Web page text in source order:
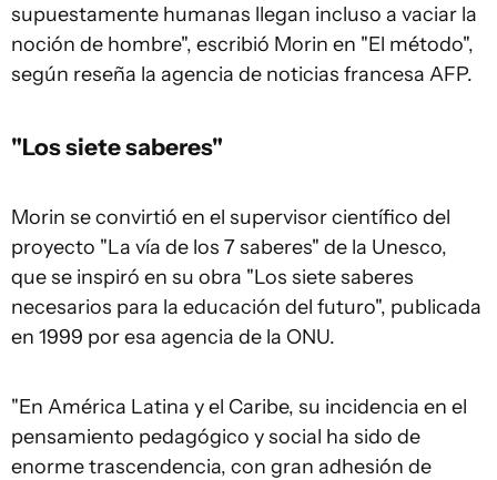
supuestamente humanas llegan incluso a vaciar la
noción de hombre", escribió Morin en "El método",
según reseña la agencia de noticias francesa AFP.
"Los siete saberes"
Morin se convirtió en el supervisor científico del
proyecto "La vía de los 7 saberes" de la Unesco,
que se inspiró en su obra "Los siete saberes
necesarios para la educación del futuro", publicada
en 1999 por esa agencia de la ONU.
"En América Latina y el Caribe, su incidencia en el
pensamiento pedagógico y social ha sido de
enorme trascendencia, con gran adhesión de